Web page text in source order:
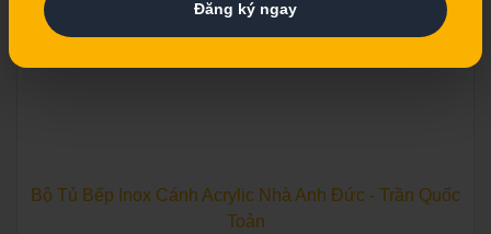
Bộ Tủ Bếp Inox Cánh Acrylic Nhà Anh Đức - Trần Quốc
Toản
Đăng ký ngay